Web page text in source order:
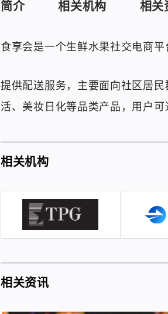
简介 相关机构 相关
食享会是一个生鲜水果社交电商平
提供配送服务，主要面向社区居
活、美妆日化等品类产品，用户
相关机构
相关资讯